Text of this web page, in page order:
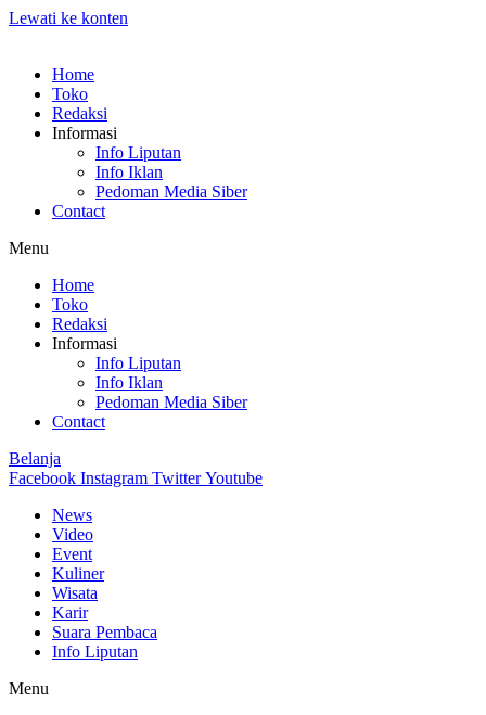
Lewati ke konten
Home
Toko
Redaksi
Informasi
Info Liputan
Info Iklan
Pedoman Media Siber
Contact
Menu
Home
Toko
Redaksi
Informasi
Info Liputan
Info Iklan
Pedoman Media Siber
Contact
Belanja
Facebook Instagram Twitter Youtube
News
Video
Event
Kuliner
Wisata
Karir
Suara Pembaca
Info Liputan
Menu